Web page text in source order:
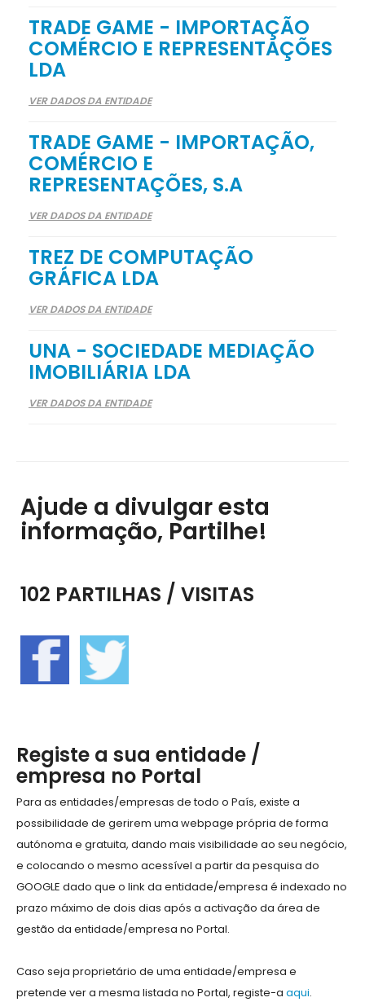
TRADE GAME - IMPORTAÇÃO
COMÉRCIO E REPRESENTAÇÕES
LDA
VER DADOS DA ENTIDADE
TRADE GAME - IMPORTAÇÃO,
COMÉRCIO E
REPRESENTAÇÕES, S.A
VER DADOS DA ENTIDADE
TREZ DE COMPUTAÇÃO
GRÁFICA LDA
VER DADOS DA ENTIDADE
UNA - SOCIEDADE MEDIAÇÃO
IMOBILIÁRIA LDA
VER DADOS DA ENTIDADE
Ajude a divulgar esta
informação, Partilhe!
102 PARTILHAS / VISITAS
Registe a sua entidade /
empresa no Portal
Para as entidades/empresas de todo o País, existe a
possibilidade de gerirem uma webpage própria de forma
autónoma e gratuita, dando mais visibilidade ao seu negócio,
e colocando o mesmo acessível a partir da pesquisa do
GOOGLE dado que o link da entidade/empresa é indexado no
prazo máximo de dois dias após a activação da área de
gestão da entidade/empresa no Portal.
Caso seja proprietário de uma entidade/empresa e
pretende ver a mesma listada no Portal, registe-a aqui.